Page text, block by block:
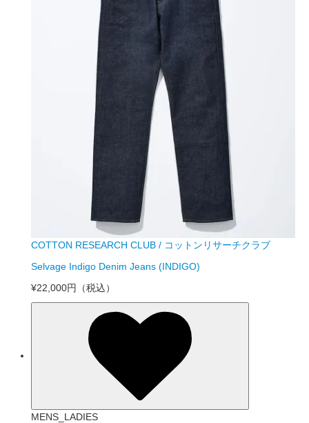
COTTON RESEARCH CLUB / コットンリサーチクラブ
Selvage Indigo Denim Jeans (INDIGO)
¥22,000円
（税込）
MENS_LADIES